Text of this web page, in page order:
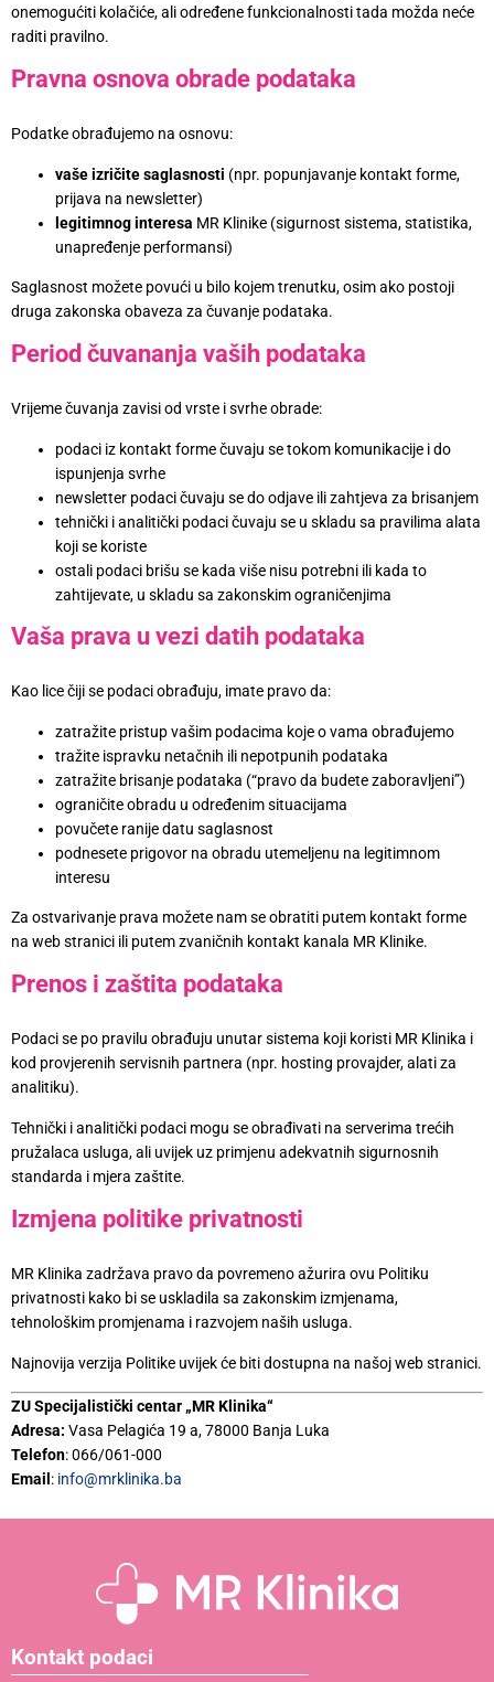
onemogućiti kolačiće, ali određene funkcionalnosti tada možda neće
raditi pravilno.
Pravna osnova obrade podataka
Podatke obrađujemo na osnovu:
vaše izričite saglasnosti (npr. popunjavanje kontakt forme,
prijava na newsletter)
legitimnog interesa MR Klinike (sigurnost sistema, statistika,
unapređenje performansi)
Saglasnost možete povući u bilo kojem trenutku, osim ako postoji
druga zakonska obaveza za čuvanje podataka.
Period čuvananja vaših podataka
Vrijeme čuvanja zavisi od vrste i svrhe obrade:
podaci iz kontakt forme čuvaju se tokom komunikacije i do
ispunjenja svrhe
newsletter podaci čuvaju se do odjave ili zahtjeva za brisanjem
tehnički i analitički podaci čuvaju se u skladu sa pravilima alata
koji se koriste
ostali podaci brišu se kada više nisu potrebni ili kada to
zahtijevate, u skladu sa zakonskim ograničenjima
Vaša prava u vezi datih podataka
Kao lice čiji se podaci obrađuju, imate pravo da:
zatražite pristup vašim podacima koje o vama obrađujemo
tražite ispravku netačnih ili nepotpunih podataka
zatražite brisanje podataka (“pravo da budete zaboravljeni”)
ograničite obradu u određenim situacijama
povučete ranije datu saglasnost
podnesete prigovor na obradu utemeljenu na legitimnom
interesu
Za ostvarivanje prava možete nam se obratiti putem kontakt forme
na web stranici ili putem zvaničnih kontakt kanala MR Klinike.
Prenos i zaštita podataka
Podaci se po pravilu obrađuju unutar sistema koji koristi MR Klinika i
kod provjerenih servisnih partnera (npr. hosting provajder, alati za
analitiku).
Tehnički i analitički podaci mogu se obrađivati na serverima trećih
pružalaca usluga, ali uvijek uz primjenu adekvatnih sigurnosnih
standarda i mjera zaštite.
Izmjena politike privatnosti
MR Klinika zadržava pravo da povremeno ažurira ovu Politiku
privatnosti kako bi se uskladila sa zakonskim izmjenama,
tehnološkim promjenama i razvojem naših usluga.
Najnovija verzija Politike uvijek će biti dostupna na našoj web stranici.
ZU Specijalistički centar „MR Klinika“
Adresa: Vasa Pelagića 19 a, 78000 Banja Luka
Telefon: 066/061-000
Email : info@mrklinika.ba
Kontakt podaci